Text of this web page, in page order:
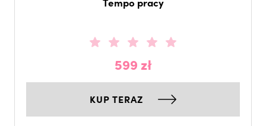
599 zł
KUP TERAZ